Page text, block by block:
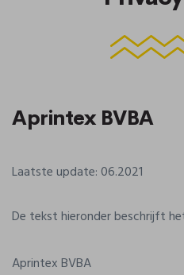
Aprintex BVBA
Laatste update: 06.2021
De tekst hieronder beschrijft
Aprintex BVBA